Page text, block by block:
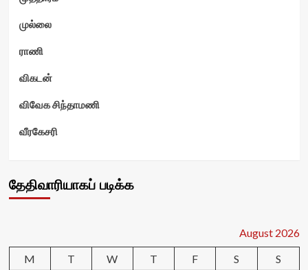
முல்லை
ராணி
விகடன்
விவேக சிந்தாமணி
வீரகேசரி
தேதிவாரியாகப் படிக்க
August 2026
M
T W T F S
S